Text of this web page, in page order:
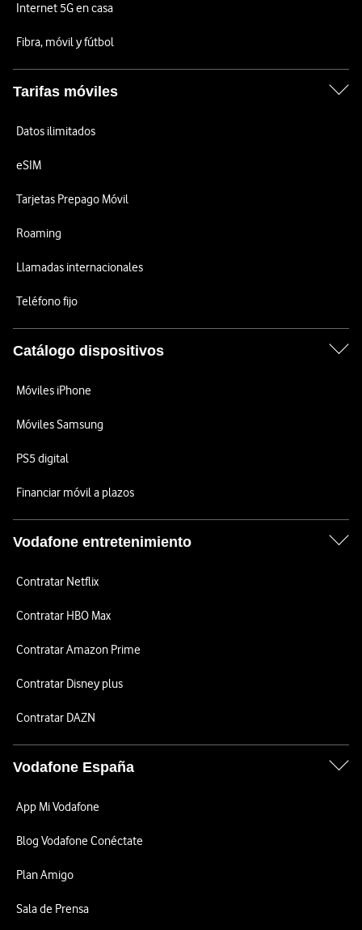
Internet 5G en casa
Fibra, móvil y fútbol
Tarifas móviles
Datos ilimitados
eSIM
Tarjetas Prepago Móvil
Roaming
Llamadas internacionales
Teléfono fijo
Catálogo dispositivos
Móviles iPhone
Móviles Samsung
PS5 digital
Financiar móvil a plazos
Vodafone entretenimiento
Contratar Netflix
Contratar HBO Max
Contratar Amazon Prime
Contratar Disney plus
Contratar DAZN
Vodafone España
App Mi Vodafone
Blog Vodafone Conéctate
Plan Amigo
Sala de Prensa